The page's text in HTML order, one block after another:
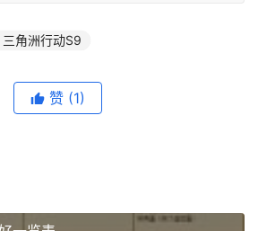
三角洲行动S9
赞 (1)